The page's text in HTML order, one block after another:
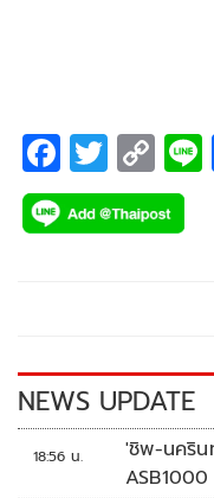
F
ac
e
k
T
wi
tt
C
o
p
k
NEWS UPDATE
18:56 น.
'ชิพ-นคริน